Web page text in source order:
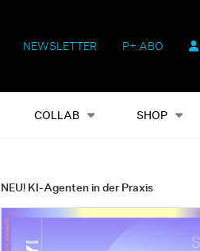
NEWSLETTER P+ ABO
COLLAB SHOP
Shop Heftausgaben Suchen
NEU! KI-Agenten in der Praxis